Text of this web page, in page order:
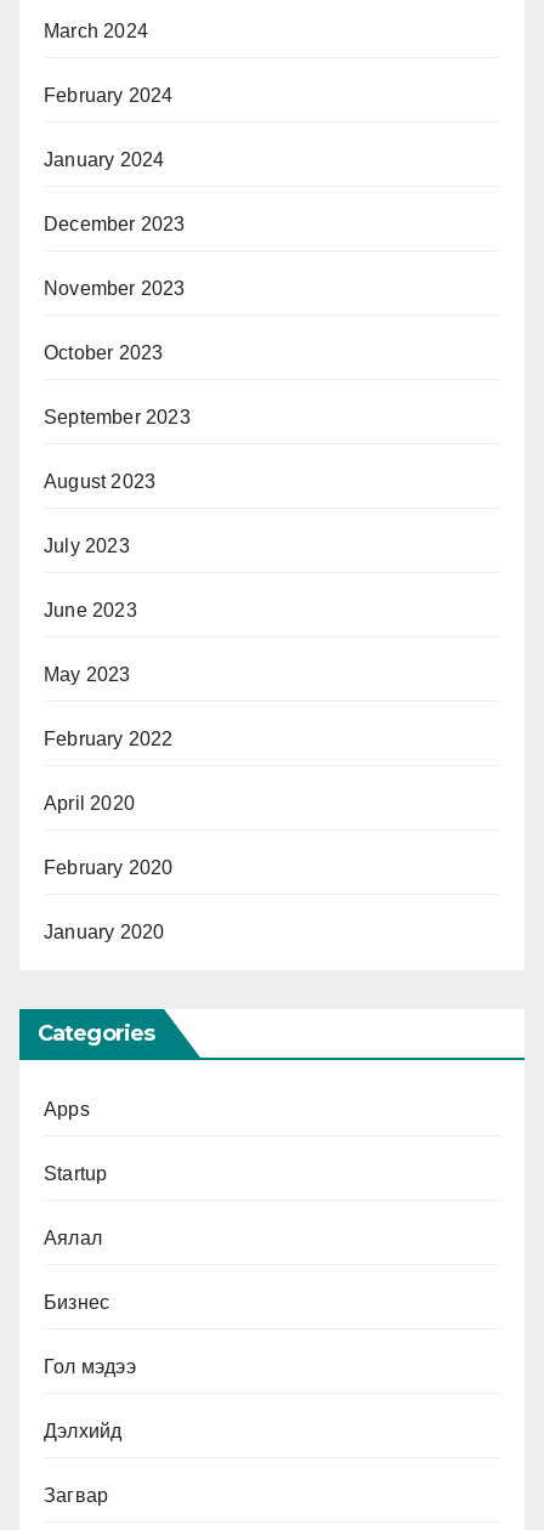
March 2024
February 2024
January 2024
December 2023
November 2023
October 2023
September 2023
August 2023
July 2023
June 2023
May 2023
February 2022
April 2020
February 2020
January 2020
Categories
Apps
Startup
Аялал
Бизнес
Гол мэдээ
Дэлхийд
Загвар